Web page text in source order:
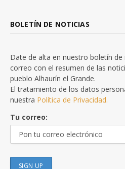
BOLETÍN DE NOTICIAS
Date de alta en nuestro boletín de
correo con el resumen de las
pueblo Alhaurín el Grande.
El tratamiento de los datos
nuestra Política de Privacidad.
Tu correo: